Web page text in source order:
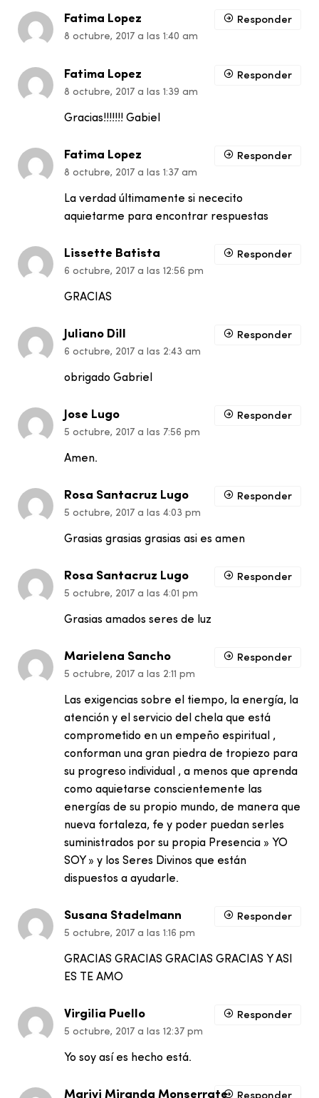
Fatima Lopez
8 octubre, 2017 a las 1:40 am
Responder
Fatima Lopez
8 octubre, 2017 a las 1:39 am
Gracias!!!!!!! Gabiel
Responder
Fatima Lopez
8 octubre, 2017 a las 1:37 am
La verdad últimamente si nececito
aquietarme para encontrar respuestas
Responder
Lissette Batista
6 octubre, 2017 a las 12:56 pm
GRACIAS
Responder
Juliano Dill
6 octubre, 2017 a las 2:43 am
obrigado Gabriel
Responder
Jose Lugo
5 octubre, 2017 a las 7:56 pm
Amen.
Responder
Rosa Santacruz Lugo
5 octubre, 2017 a las 4:03 pm
Grasias grasias grasias asi es amen
Responder
Rosa Santacruz Lugo
5 octubre, 2017 a las 4:01 pm
Grasias amados seres de luz
Responder
Marielena Sancho
5 octubre, 2017 a las 2:11 pm
Las exigencias sobre el tiempo, la energía, la
atención y el servicio del chela que está
comprometido en un empeño espiritual ,
conforman una gran piedra de tropiezo para
su progreso individual , a menos que aprenda
como aquietarse conscientemente las
energías de su propio mundo, de manera que
nueva fortaleza, fe y poder puedan serles
suministrados por su propia Presencia » YO
SOY » y los Seres Divinos que están
dispuestos a ayudarle.
Responder
Susana Stadelmann
5 octubre, 2017 a las 1:16 pm
GRACIAS GRACIAS GRACIAS GRACIAS Y ASI
ES TE AMO
Responder
Virgilia Puello
5 octubre, 2017 a las 12:37 pm
Yo soy así es hecho está.
Responder
Marivi Miranda Monserrate